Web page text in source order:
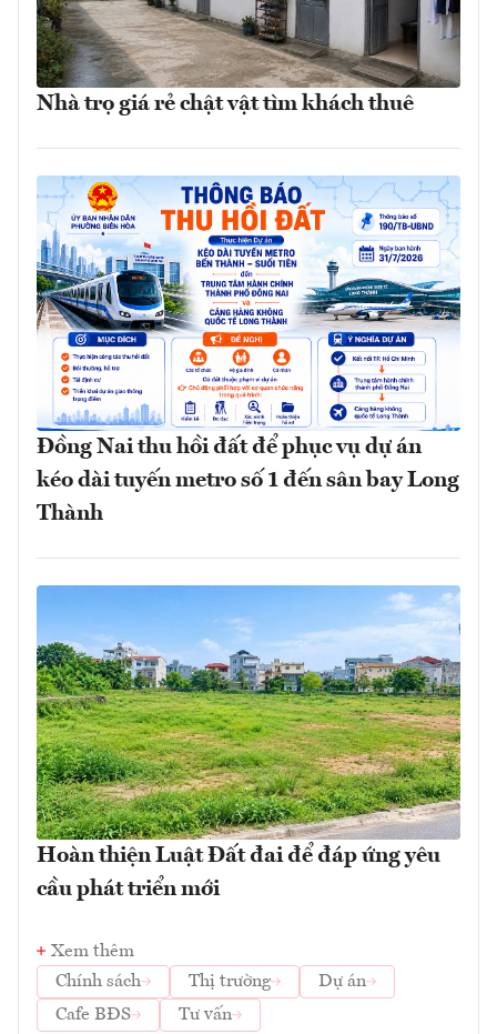
Nhà trọ giá rẻ chật vật tìm khách thuê
Đồng Nai thu hồi đất để phục vụ dự án
kéo dài tuyến metro số 1 đến sân bay Long
Thành
Hoàn thiện Luật Đất đai để đáp ứng yêu
cầu phát triển mới
Xem thêm
Chính sách
Thị trường
Dự án
Cafe BĐS
Tư vấn